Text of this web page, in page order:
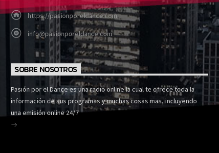
https://pasionporeldance.com
info@pasionporeldance.com
SOBRE NOSOTROS
Pasión por el Dance es una radio online la cual te ofrece toda la
información de sus programas y muchas cosas mas, incluyendo
una emisión online 24/7